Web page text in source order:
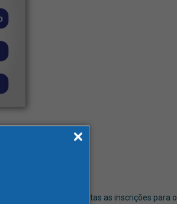
que se encontram abertas as inscrições para o